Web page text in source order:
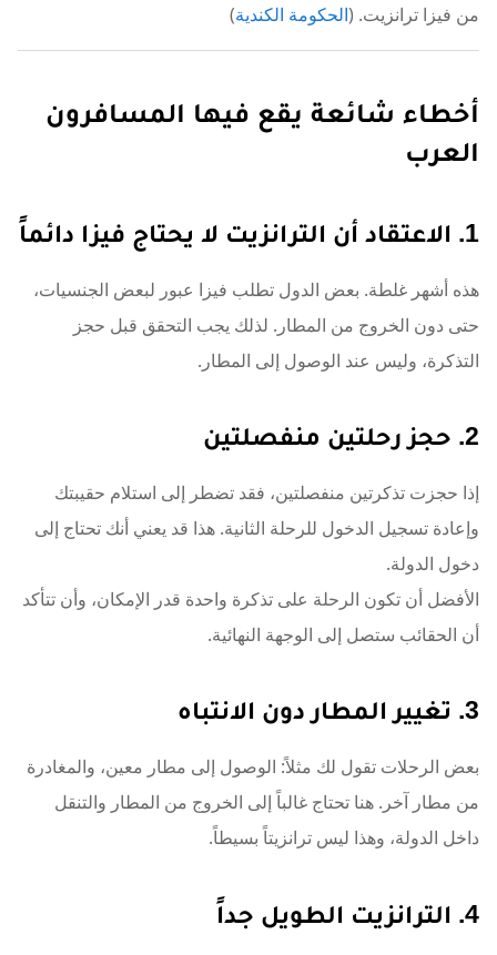
من فيزا ترانزيت. (الحكومة الكندية)
أخطاء شائعة يقع فيها المسافرون
العرب
1. الاعتقاد أن الترانزيت لا يحتاج فيزا دائماً
هذه أشهر غلطة. بعض الدول تطلب فيزا عبور لبعض الجنسيات،
حتى دون الخروج من المطار. لذلك يجب التحقق قبل حجز
التذكرة، وليس عند الوصول إلى المطار.
2. حجز رحلتين منفصلتين
إذا حجزت تذكرتين منفصلتين، فقد تضطر إلى استلام حقيبتك
وإعادة تسجيل الدخول للرحلة الثانية. هذا قد يعني أنك تحتاج إلى
دخول الدولة.
الأفضل أن تكون الرحلة على تذكرة واحدة قدر الإمكان، وأن تتأكد
أن الحقائب ستصل إلى الوجهة النهائية.
3. تغيير المطار دون الانتباه
بعض الرحلات تقول لك مثلاً: الوصول إلى مطار معين، والمغادرة
من مطار آخر. هنا تحتاج غالباً إلى الخروج من المطار والتنقل
داخل الدولة، وهذا ليس ترانزيتاً بسيطاً.
4. الترانزيت الطويل جداً